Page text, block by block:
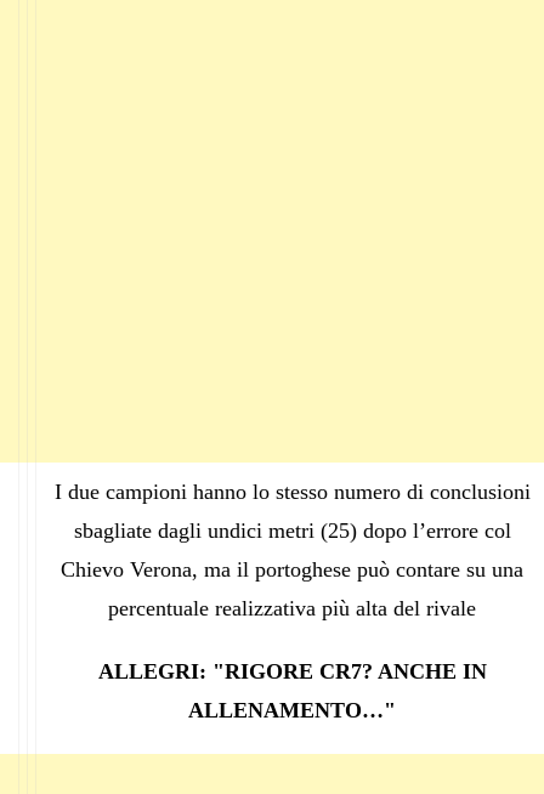
I due campioni hanno lo stesso numero di conclusioni
sbagliate dagli undici metri (25) dopo l’errore col
Chievo Verona, ma il portoghese può contare su una
percentuale realizzativa più alta del rivale
ALLEGRI: "RIGORE CR7? ANCHE IN
ALLENAMENTO…"